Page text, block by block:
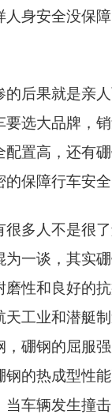
身安全没保障
的后果就是亲
选大品牌，
配置高，还有
保障行车安全
很多人不是很
为一谈，其实
磨性和良好的
工业和潜艇制
，硼钢的屈服
钢的热成型性
当车辆发生撞